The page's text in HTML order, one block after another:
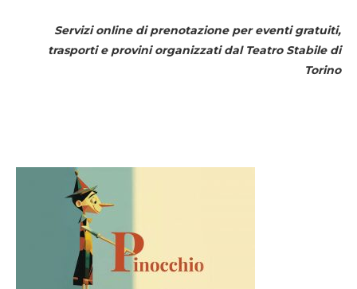
Servizi online di prenotazione per eventi gratuiti,
trasporti e provini organizzati dal Teatro Stabile di
Torino